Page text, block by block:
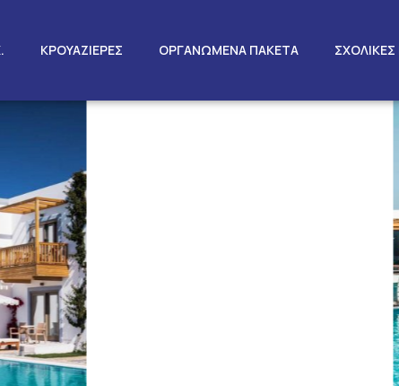
ΚΡΟΥΑΖΙΕΡΕΣ ΟΡΓΑΝΩΜΕΝΑ ΠΑΚΕΤΑ